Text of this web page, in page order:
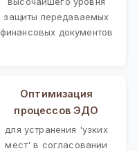
защиты передаваемых
финансовых документов
Оптимизация
процессов ЭДО
для устранения 'узких
мест' в согласовании